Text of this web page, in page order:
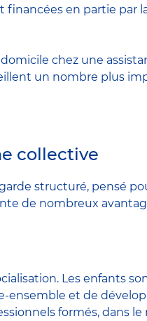
en partie par
chez une
un nombre plus
collective
structuré, pensé
de nombreux
Les enfants
et de
formés, dans